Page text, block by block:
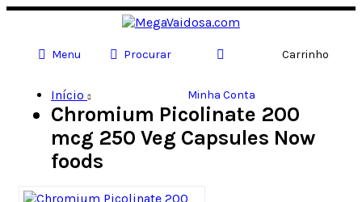
Menu Procurar
Minha Conta
Carrinho
Início
Chromium Picolinate 200
mcg 250 Veg Capsules Now
foods